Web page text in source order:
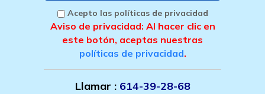
Acepto las políticas de privacidad
Aviso de privacidad: Al hacer clic en
este botón, aceptas nuestras
políticas de privacidad.
Llamar : 614-39-28-68